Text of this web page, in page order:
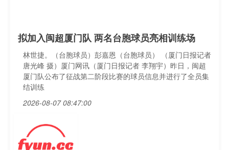
拟加入闽超厦门队 两名台胞球员亮相训练场
林世捷。（台胞球员）彭嘉恩（台胞球员） （厦门日报记者
唐光峰 摄）厦门网讯（厦门日报记者 李翔宇）昨日，闽超
厦门队公布了征战第二阶段比赛的球员信息并进行了全员集
结训练
2026-08-07 08:47:00